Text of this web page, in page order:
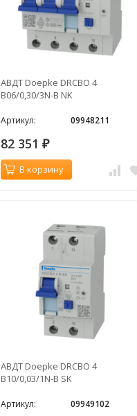
АВДТ Doepke DRCBO 4
B06/0,30/3N-B NK
Артикул: 09948211
82 351 ₽
В корзину
АВДТ Doepke DRCBO 4
B10/0,03/1N-B SK
Артикул: 09949102